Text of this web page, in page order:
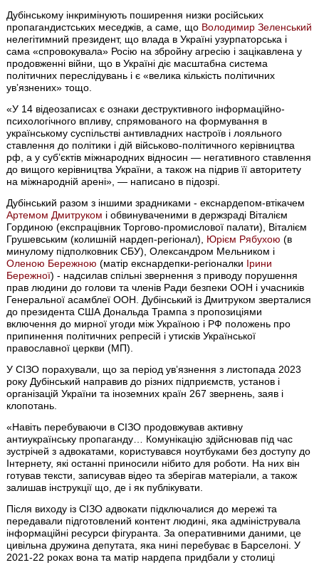
Дубінському інкримінують поширення низки російських
пропагандистських меседжів, а саме, що Володимир Зеленський
нелегітимний президент, що влада в Україні узурпаторська і
сама «спровокувала» Росію на збройну агресію і зацікавлена у
продовженні війни, що в Україні діє масштабна система
політичних переслідувань і є «велика кількість політичних
увʼязнених» тощо.
«У 14 відеозаписах є ознаки деструктивного інформаційно-
психологічного впливу, спрямованого на формування в
українському суспільстві антивладних настроїв і лояльного
ставлення до політики і дій військово-політичного керівництва
рф, а у субʼєктів міжнародних відносин — негативного ставлення
до вищого керівництва України, а також на підрив її авторитету
на міжнародній арені», — написано в підозрі.
Дубінський разом з іншими зрадниками - екснардепом-втікачем
Артемом Дмитруком і обвинуваченими в держзраді Віталієм
Гординою (експрацівник Торгово-промислової палати), Віталієм
Грушевським (колишній нардеп-регіонал), Юрієм Рябухою (в
минулому підполковник СБУ), Олександром Мельником і
Оленою Бережною (матір екснардепки-регіоналки Ірини
Бережної) - надсилав спільні звернення з приводу порушення
прав людини до голови та членів Ради безпеки ООН і учасників
Генеральної асамблеї ООН. Дубінський із Дмитруком зверталися
до президента США Дональда Трампа з пропозиціями
включення до мирної угоди між Україною і РФ положень про
припинення політичних репресій і утисків Української
православної церкви (МП).
У СІЗО порахували, що за період увʼязнення з листопада 2023
року Дубінський направив до різних підприємств, установ і
організацій України та іноземних країн 267 звернень, заяв і
клопотань.
«Навіть перебуваючи в СІЗО продовжував активну
антиукраїнську пропаганду… Комунікацію здійснював під час
зустрічей з адвокатами, користувався ноутбуками без доступу до
Інтернету, які останні приносили нібито для роботи. На них він
готував тексти, записував відео та зберігав матеріали, а також
залишав інструкції що, де і як публікувати.
Після виходу із СІЗО адвокати підключалися до мережі та
передавали підготовлений контент людині, яка адмініструвала
інформаційні ресурси фігуранта. За оперативними даними, це
цивільна дружина депутата, яка нині перебуває в Барселоні. У
2021-22 роках вона та матір нардепа придбали у столиці